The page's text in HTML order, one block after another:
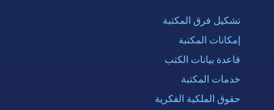
تشكيل فرق المكتبة
إمكانات المكتبة
قاعدة بيانات الكتب
خدمات المكتبة
حقوق الملكية الفكرية